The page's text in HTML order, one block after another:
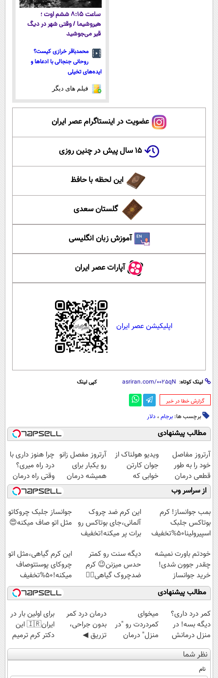
ساعت ۸:۱۵ ششم اوت ؛
هیروشیما / وقتی شهر در دیگ
قیر می‌جوشید
محمدباقر خرازی کیست؟
روحانی جنجالی با ادعاها و
ایده‌های تخیلی
فیلم های دیگر
عضویت در اینستاگرام عصر ایران
۱۵ سال پیش در چنین روزی
این لحظه با حافظ
گلستان سعدی
آموزش زبان انگلیسی
آپارات عصر ایران
اپلیکیشن عصر ایران
لینک کوتاه: کپی لینک
‌گزارش خطا در خبر
برچسب ها: برجام ، دلار
مطالب پیشنهادی
آرتروز مفاصل
خود را به طور
قطعی درمان
کنید!
◗پرسش‌نامه◖
ویدیو هولناک از
جوان کارتن
خوابی که
میلیاردر شد.
آموزش رایگان
آرتروز مفصل زانو
رو یکبار برای
همیشه درمان
کن!
◗پرسش‌نامه◖
چرا هنوز داری با
درد راه میری؟
وقتی راه درمان
جلو پاته!
از سراسر وب
بمب جوانساز! کرم
بوتاکس جلبک
اسپیرولینا50%تخفیف
این کرم ضد چروک
آلمانی،جای بوتاکس رو
برات پر میکنه!تخفیف
جوانساز جلبک چروکاتو
مثل اتو صاف میکنه😍
خودتم باورت نمیشه
چقدر جوون شدی!
خرید جوانساز
اسپیرولینا با تخفیف
ویژه
دیگه سنت رو کمتر
حدس میزنن😉 کرم
ضدچروک گیاهی👈🏻
45%تخفیف
این کرم گیاهی،مثل اتو
چروکای پوستتوصاف
میکنه!50%تخفیف
مطالب پیشنهادی
کمر درد داری؟
دیگه بسه! در
منزل درمانش
کن
(◀پرسش‌نامه)
میخوای
کمردردت رو "در
منزل" درمان
کنی؟ (◂فیلم +
◂پرسش‌نامه)
درمان درد کمر
بدون جراحی،
تزریق ◀
پرسش‌نامه رو پر
کن ▶
برای اولین بار در
ایران🇮🇷 این
دکتر کرم ترمیم
کننده 23 روزه
ساخت!
نظر شما
نام